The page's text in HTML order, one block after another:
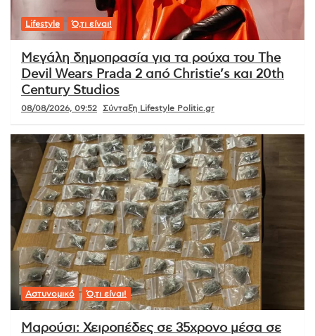
Lifestyle Ό,τι είναι!
Μεγάλη δημοπρασία για τα ρούχα του The
Devil Wears Prada 2 από Christie’s και 20th
Century Studios
08/08/2026, 09:52 Σύνταξη Lifestyle Politic.gr
Αστυνομικό Ό,τι είναι!
Μαρούσι: Χειροπέδες σε 35χρονο μέσα σε